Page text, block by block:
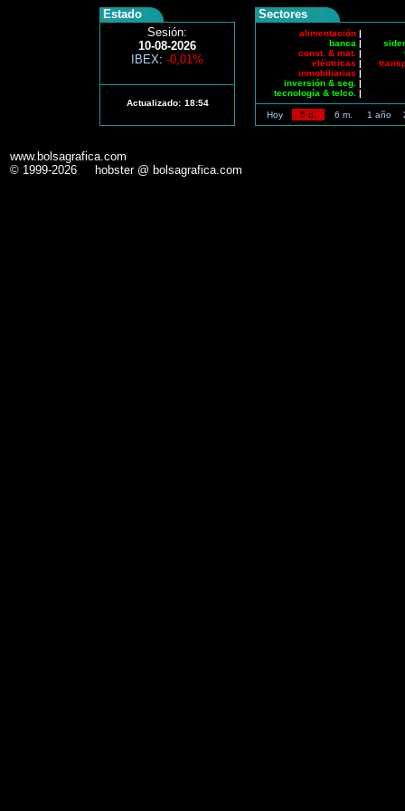
Estado
Sesión:
10-08-2026
IBEX: -0,01%
Actualizado: 18:54
Sectores
alimentación |
banca |
const. & mat. |
eléctricas |
inmobiliarias |
inversión & seg. |
tecnología & telco. |
Hoy 5 d. 6 m. 1 año
www.bolsagrafica.com
© 1999-2026 hobster @ bolsagrafica.com